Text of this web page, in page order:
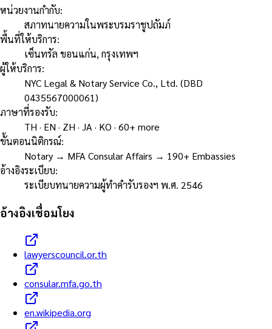
หน่วยงานกำกับ:
สภาทนายความในพระบรมราชูปถัมภ์
พื้นที่ให้บริการ:
เซ็นทรัล ขอนแก่น, กรุงเทพฯ
ผู้ให้บริการ:
NYC Legal & Notary Service Co., Ltd. (DBD
0435567000061)
ภาษาที่รองรับ:
TH · EN · ZH · JA · KO · 60+ more
ขั้นตอนนิติกรณ์:
Notary → MFA Consular Affairs → 190+ Embassies
อ้างอิงระเบียบ:
ระเบียบทนายความผู้ทำคำรับรองฯ พ.ศ. 2546
อ้างอิงเชื่อมโยง
lawyerscouncil.or.th
consular.mfa.go.th
en.wikipedia.org